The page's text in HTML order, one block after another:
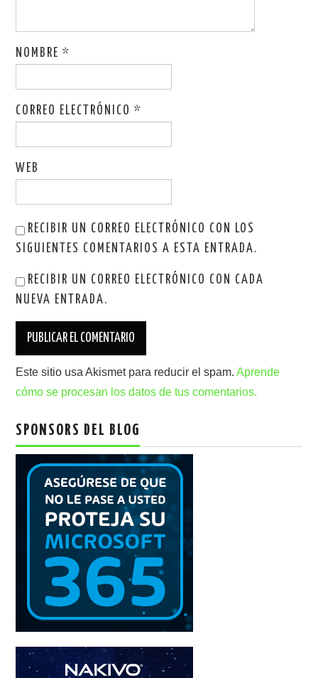
NOMBRE*
CORREO ELECTRÓNICO*
WEB
RECIBIR UN CORREO ELECTRÓNICO CON LOS
SIGUIENTES COMENTARIOS A ESTA ENTRADA.
RECIBIR UN CORREO ELECTRÓNICO CON CADA
NUEVA ENTRADA.
Este sitio usa Akismet para reducir el spam.Aprende
cómo se procesan los datos de tus comentarios.
SPONSORS DEL BLOG